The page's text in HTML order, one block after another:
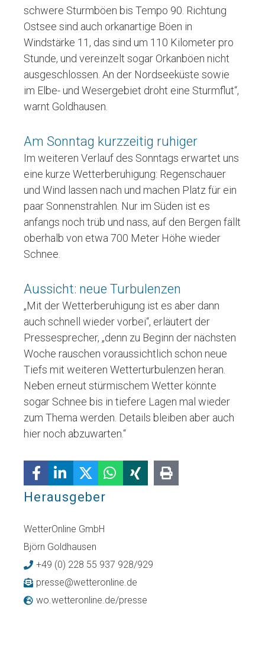
schwere Sturmböen bis Tempo 90. Richtung
Ostsee sind auch orkanartige Böen in
Windstärke 11, das sind um 110 Kilometer pro
Stunde, und vereinzelt sogar Orkanböen nicht
ausgeschlossen. An der Nordseeküste sowie
im Elbe- und Wesergebiet droht eine Sturmflut“,
warnt Goldhausen.
Am Sonntag kurzzeitig ruhiger
Im weiteren Verlauf des Sonntags erwartet uns
eine kurze Wetterberuhigung: Regenschauer
und Wind lassen nach und machen Platz für ein
paar Sonnenstrahlen. Nur im Süden ist es
anfangs noch trüb und nass, auf den Bergen fällt
oberhalb von etwa 700 Meter Höhe wieder
Schnee.
Aussicht: neue Turbulenzen
„Mit der Wetterberuhigung ist es aber dann
auch schnell wieder vorbei“, erläutert der
Pressesprecher, „denn zu Beginn der nächsten
Woche rauschen voraussichtlich schon neue
Tiefs mit weiteren Wetterturbulenzen heran.
Neben erneut stürmischem Wetter könnte
sogar Schnee bis in tiefere Lagen mal wieder
zum Thema werden. Details bleiben aber auch
hier noch abzuwarten.“
Herausgeber
WetterOnline GmbH
Björn Goldhausen
+49 (0) 228 55 937 928/929
presse@wetteronline.de
wo.wetteronline.de/presse